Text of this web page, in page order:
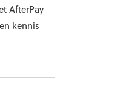
AfterPay
kennis